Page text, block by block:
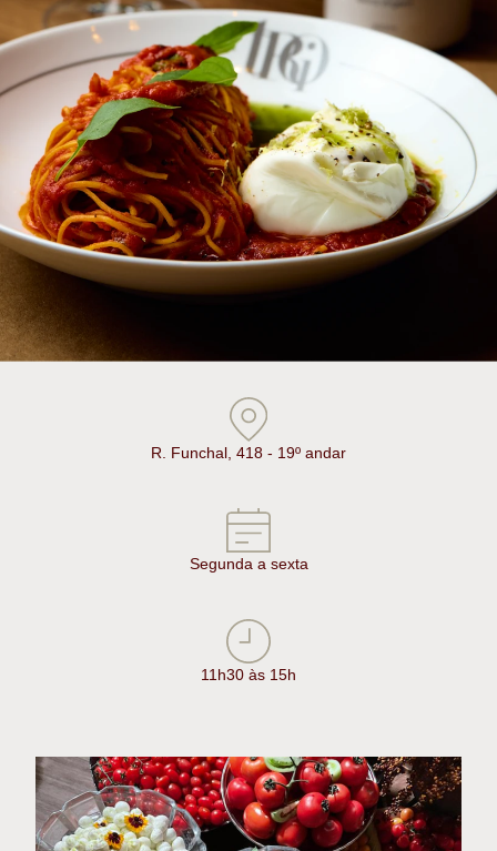
R. Funchal, 418 - 19º andar
Segunda a sexta
11h30 às 15h